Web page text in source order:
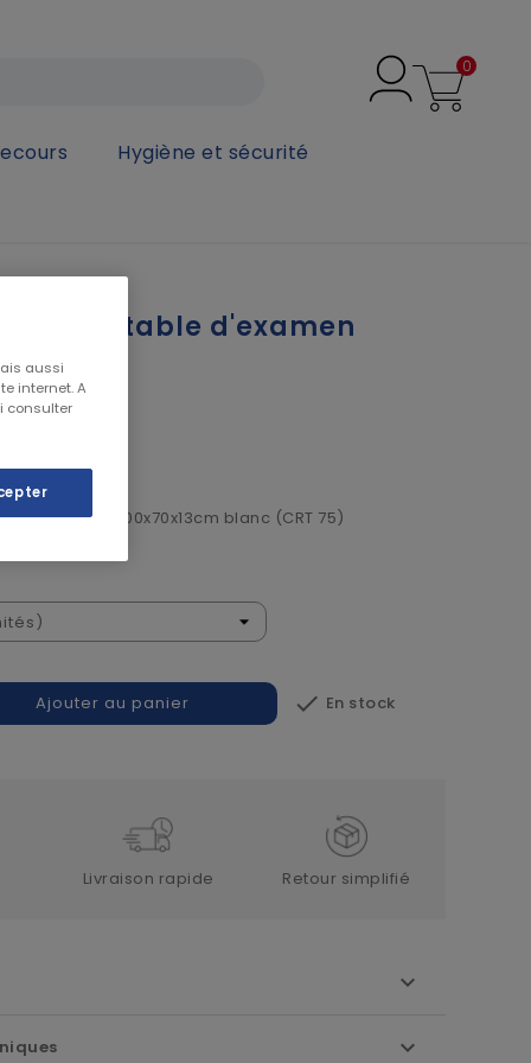
0
Hygiène et sécurité
de table d'examen
jetable PP 200x70x13cm blanc (CRT 75)
Ajouter au panier  En stock
Livraison rapide Retour simplifié
aussi
internet. A
consulter